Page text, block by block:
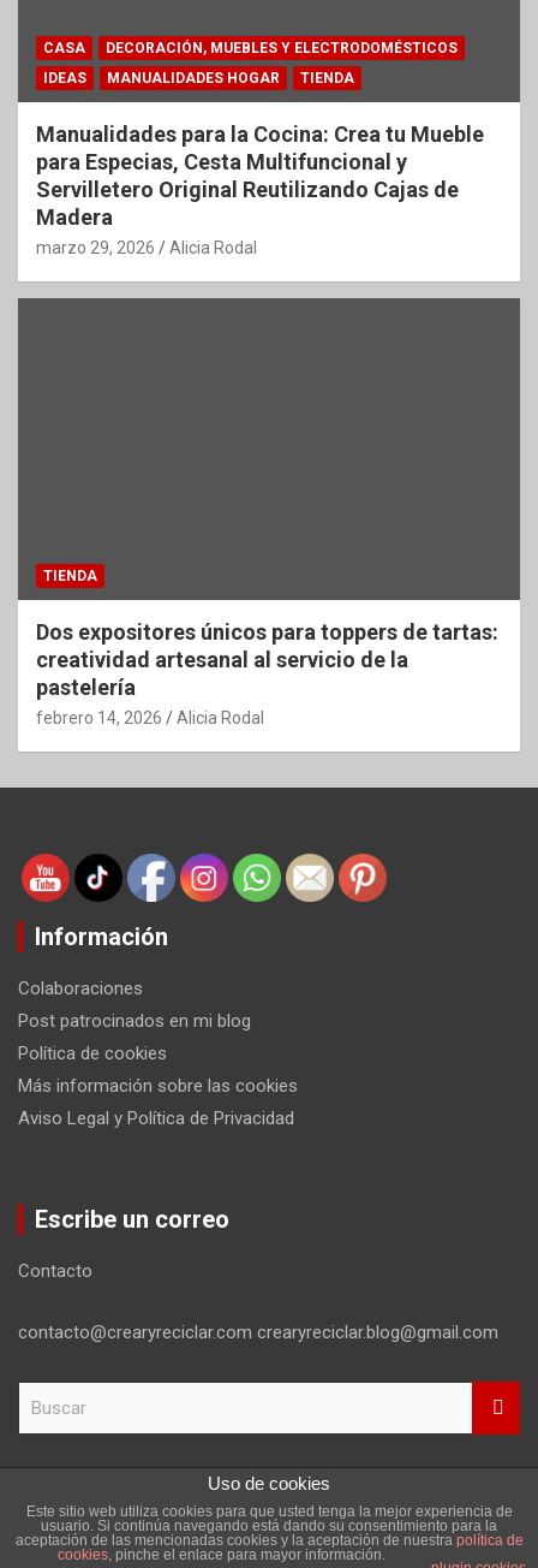
CASA
DECORACIÓN, MUEBLES Y ELECTRODOMÉSTICOS
IDEAS
MANUALIDADES HOGAR TIENDA
Manualidades para la Cocina: Crea tu Mueble
para Especias, Cesta Multifuncional y
Servilletero Original Reutilizando Cajas de
Madera
marzo 29, 2026 Alicia Rodal
TIENDA
Dos expositores únicos para toppers de tartas:
creatividad artesanal al servicio de la
pastelería
febrero 14, 2026 Alicia Rodal
Información
Colaboraciones
Post patrocinados en mi blog
Política de cookies
Más información sobre las cookies
Aviso Legal y Política de Privacidad
Escribe un correo
Contacto
contacto@crearyreciclar.com crearyreciclar.blog@gmail.com
c
Copyright ©2026
Aviso Legal y Política de Privacidad
Tema por:Theme Horse Funciona gracias a:
Uso de cookies
Este sitio web utiliza cookies para que usted tenga la mejor experiencia de
usuario. Si continúa navegando está dando su consentimiento para la
aceptación de las mencionadas cookies y la aceptación de nuestra política de
cookies, pinche el enlace para mayor información.